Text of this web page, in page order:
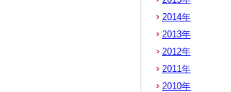
2014年
2013年
2012年
2011年
2010年